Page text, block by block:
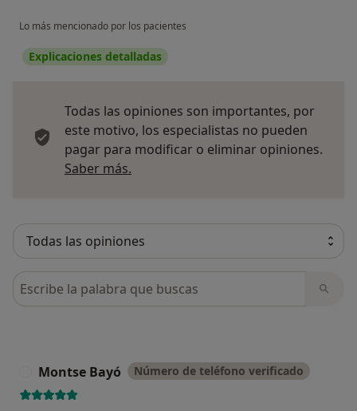
Lo más mencionado por los pacientes
Explicaciones detalladas
Todas las opiniones son importantes, por
este motivo, los especialistas no pueden
pagar para modificar o eliminar opiniones.
Saber más.
Busca en opiniones
Montse Bayó Número de teléfono verificado